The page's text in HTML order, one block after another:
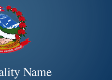
Name